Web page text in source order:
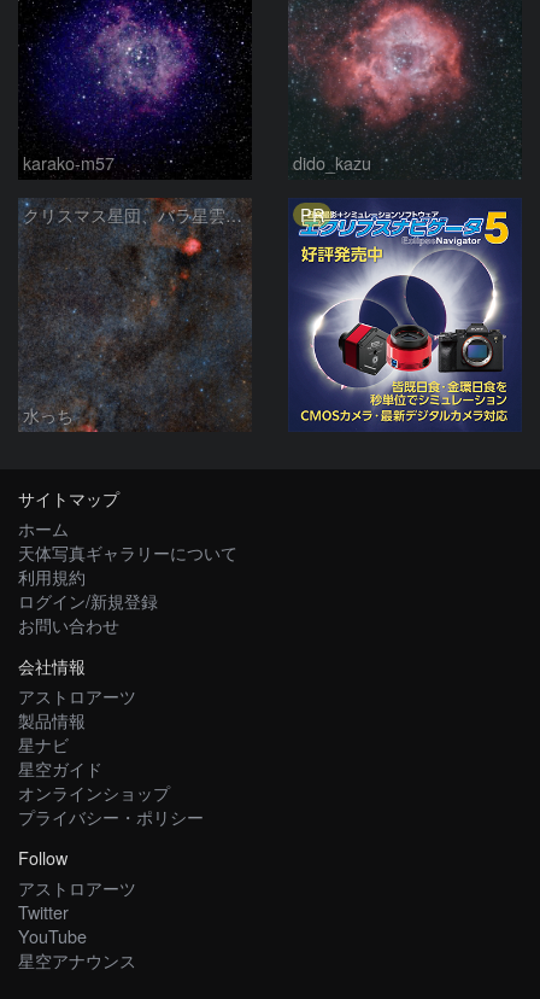
karako-m57 dido_kazu
クリスマス星団、バラ星雲からかもめ星雲付近の星空
水っち
PR
サイトマップ
ホーム
天体写真ギャラリーについて
利用規約
ログイン/新規登録
お問い合わせ
会社情報
アストロアーツ
製品情報
星ナビ
星空ガイド
オンラインショップ
プライバシー・ポリシー
Follow
アストロアーツ
Twitter
YouTube
星空アナウンス